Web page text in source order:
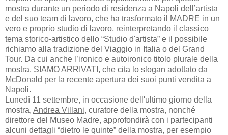
mostra durante un periodo di residenza a Napoli dell’artista
e del suo team di lavoro, che ha trasformato il MADRE in un
vero e proprio studio di lavoro, reinterpretando il classico
tema storico-artistico dello “Studio d'artista” e il possibile
richiamo alla tradizione del Viaggio in Italia o del Grand
Tour. Da cui anche l’ironico e autoironico titolo plurale della
mostra, SIAMO ARRIVATI, che cita lo slogan adottato da
McDonald per la recente apertura dei suoi punti vendita a
Napoli.
Lunedì 11 settembre, in occasione dell'ultimo giorno della
mostra, Andrea Villani, curatore della mostra, nonché
direttore del Museo Madre, approfondirà con i partecipanti
alcuni dettagli “dietro le quinte” della mostra, per esempio